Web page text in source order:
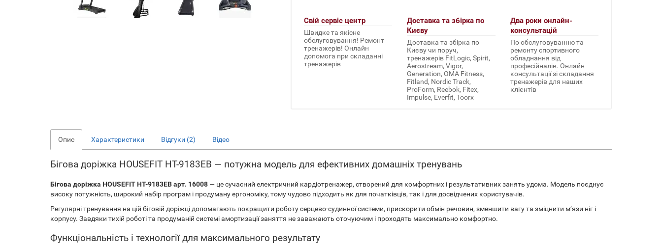
Свій сервіс центр
Швидке та якісне
обслуговування! Ремонт
тренажерів! Онлайн
допомога при складанні
тренажерів
Доставка та збірка по
Києву
Доставка та збірка по
Києву чи поруч,
тренажерів FitLogic, Spirit,
Aerostream, Vigor,
Generation, OMA Fitness,
Fitland, Nordic Track,
ProForm, Reebok, Fitex,
Impulse, Everfit, Toorx
Два роки онлайн-
консультацій
По обслуговуванню та
ремонту спортивного
обладнання від
професійналів. Онлайн
консультації зі складання
тренажерів для наших
клієнтів
Опис Характеристики Відгуки (2) Відео
Бігова доріжка HOUSEFIT HT-9183EB — потужна модель для ефективних домашніх тренувань
Бігова доріжка HOUSEFIT HT-9183EB арт. 16008 — це сучасний електричний кардіотренажер, створений для комфортних і результативних занять удома. Модель поєднує
високу потужність, широкий набір програм і продуману ергономіку, тому чудово підходить як для початківців, так і для досвідчених користувачів.
Регулярні тренування на цій біговій доріжці допомагають покращити роботу серцево-судинної системи, прискорити обмін речовин, зменшити вагу та зміцнити м’язи ніг і
корпусу. Завдяки тихій роботі та продуманій системі амортизації заняття не заважають оточуючим і проходять максимально комфортно.
Функціональність і технології для максимального результату